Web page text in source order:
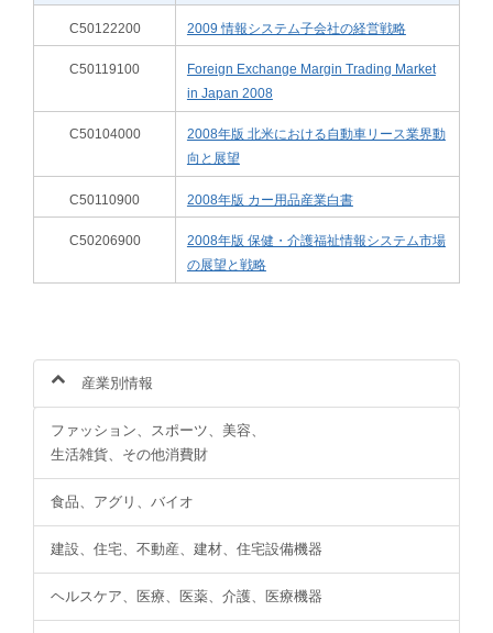
C50122200 2009 情報システム子会社の経営戦略
C50119100
Foreign Exchange Margin Trading Market
in Japan 2008
C50104000
2008年版 北米における自動車リース業界動
向と展望
C50110900 2008年版 カー用品産業白書
C50206900
2008年版 保健・介護福祉情報システム市場
の展望と戦略
産業別情報
ファッション、スポーツ、美容、
生活雑貨、その他消費財
食品、アグリ、バイオ
建設、住宅、不動産、建材、住宅設備機器
ヘルスケア、医療、医薬、介護、医療機器